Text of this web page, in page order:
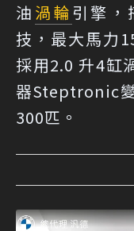
油 渦輪 引擎，
技，最大馬力
採用2.0 升4缸
器Steptronic
300匹。